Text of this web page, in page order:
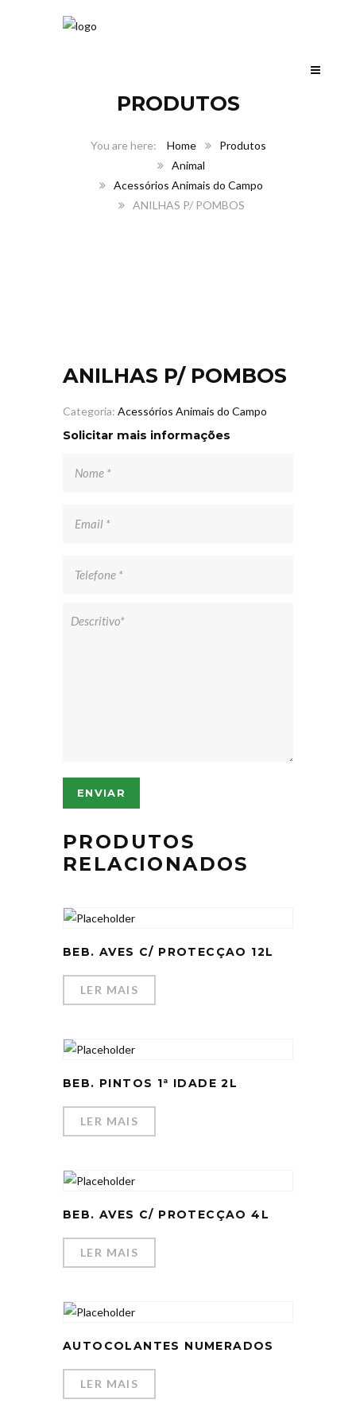
PRODUTOS
Home
Produtos
Animal
Acessórios Animais do Campo
ANILHAS P/ POMBOS
ANILHAS P/ POMBOS
Categoria: Acessórios Animais do Campo
Solicitar mais informações
PRODUTOS
RELACIONADOS
BEB. AVES C/ PROTECÇAO 12L
LER MAIS
BEB. PINTOS 1ª IDADE 2L
LER MAIS
BEB. AVES C/ PROTECÇAO 4L
LER MAIS
AUTOCOLANTES NUMERADOS
LER MAIS